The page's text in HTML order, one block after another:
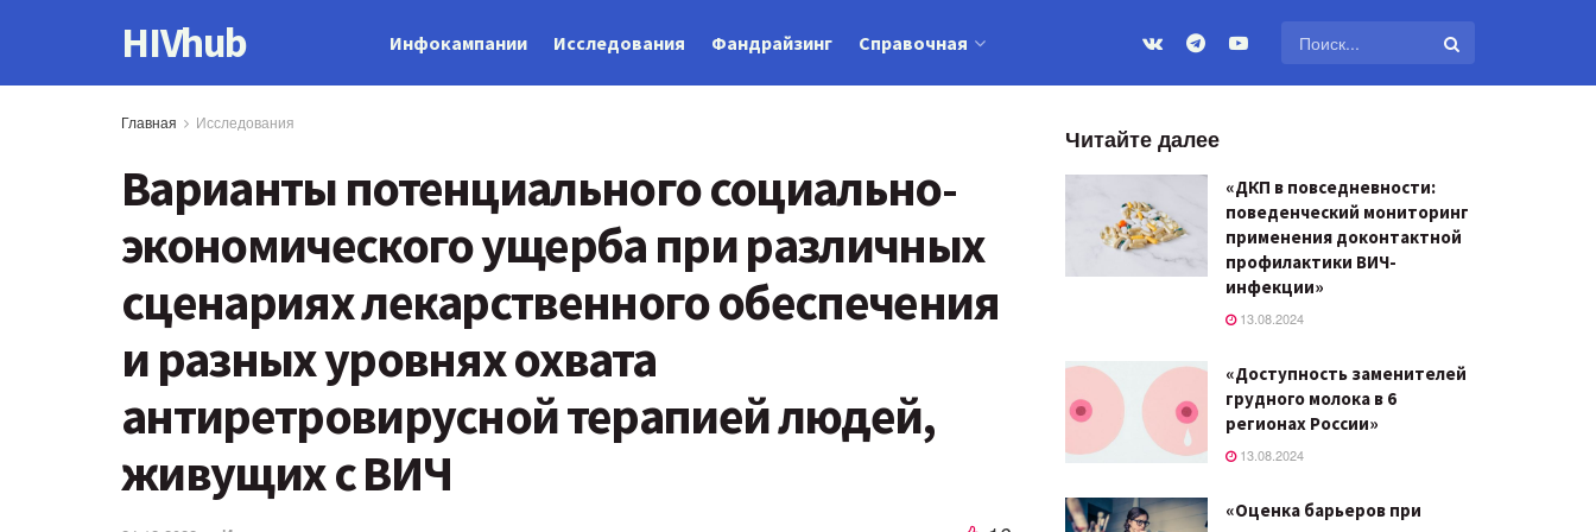
HIVhub Инфокампании Исследования Фандрайзинг Справочная
Главная Исследования
Варианты потенциального социально-
экономического ущерба при различных
сценариях лекарственного обеспечения
и разных уровнях охвата
антиретровирусной терапией людей,
живущих с ВИЧ
Читайте далее
«ДКП в повседневности:
поведенческий мониторинг
применения доконтактной
профилактики ВИЧ-
инфекции»
13.08.2024
«Доступность заменителей
грудного молока в 6
регионах России»
13.08.2024
«Оценка барьеров при